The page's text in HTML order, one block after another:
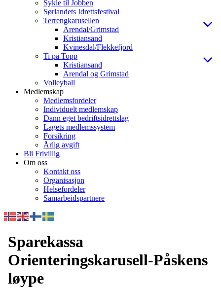
Sykle til Jobben
Sørlandets Idrettsfestival
Terrengkarusellen
Arendal/Grimstad
Kristiansand
Kvinesdal/Flekkefjord
Ti på Topp
Kristiansand
Arendal og Grimstad
Volleyball
Medlemskap
Medlemsfordeler
Individuelt medlemskap
Dann eget bedriftsidrettslag
Lagets medlemssystem
Forsikring
Årlig avgift
Bli Frivillig
Om oss
Kontakt oss
Organisasjon
Helsefordeler
Samarbeidspartnere
Sparekassa
Orienteringskarusell-Påskens
løype